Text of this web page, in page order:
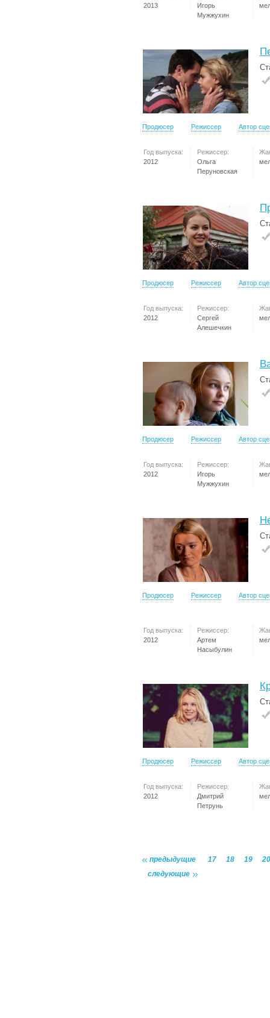
2013
Игорь
Мужжухин
Продюсер Режиссер Автор
Год выпуска:
2012
Режиссер:
Ольга
Перуновская
Продюсер Режиссер Автор
Год выпуска:
2012
Режиссер:
Сергей
Алешечкин
Продюсер Режиссер Автор
Год выпуска:
2012
Режиссер:
Игорь
Мужжухин
Продюсер Режиссер Автор
Год выпуска:
2012
Режиссер:
Артем
Насыбулин
Продюсер Режиссер Автор
Год выпуска:
2012
Режиссер:
Дмитрий
Петрунь
предыдущие 17 18 19
20
следующие